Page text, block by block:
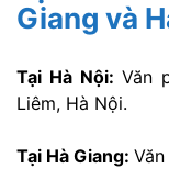
Giang và
Tại Hà Nội: Văn
Liêm, Hà Nội.
Tại Hà Giang: